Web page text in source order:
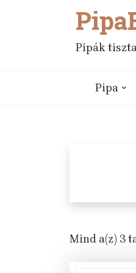
Pipák
Pipa
Mind a(z) 3